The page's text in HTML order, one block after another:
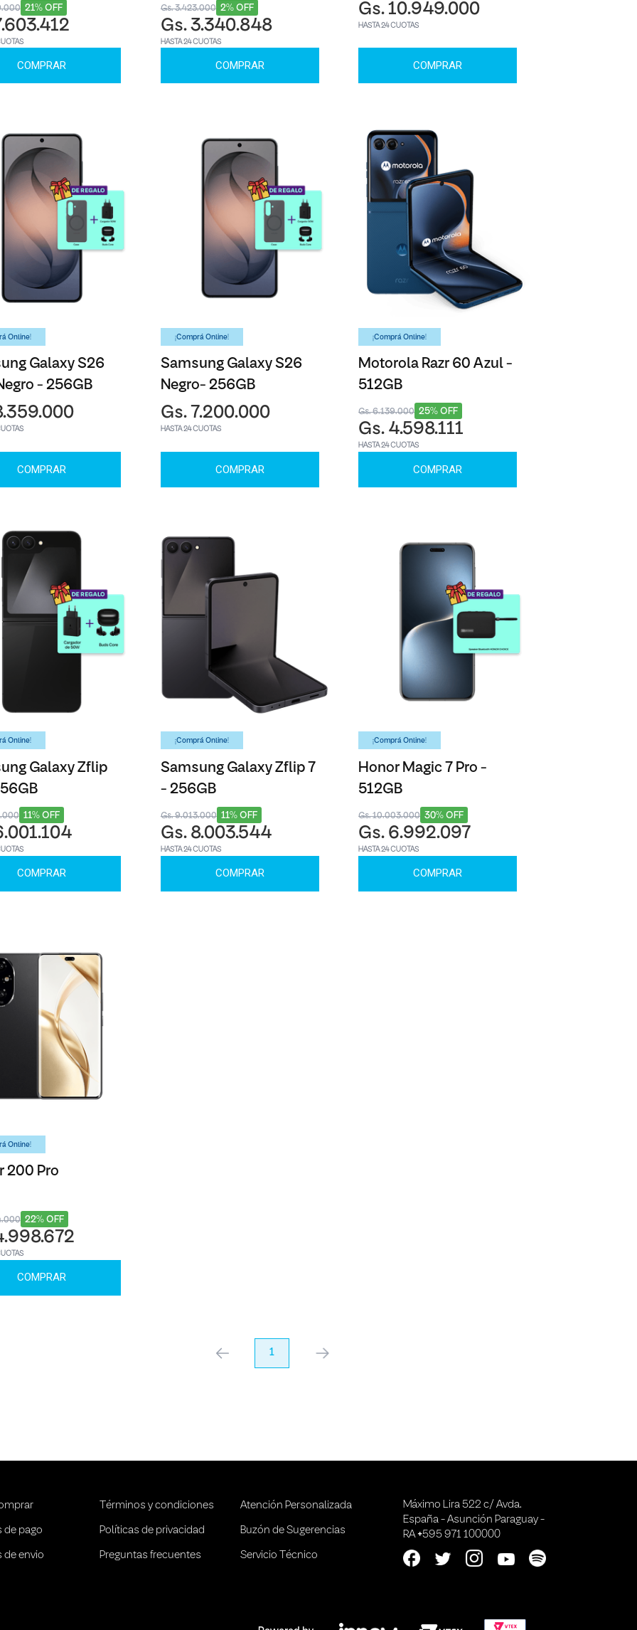
21% OFF
COMPRAR
2% OFF
Gs. 3.423.000
Gs. 3.340.848
HASTA 24 CUOTAS
COMPRAR
Gs. 10.949.000
HASTA 24 CUOTAS
COMPRAR
Online!
Galaxy S26
- 256GB
COMPRAR
¡Comprá Online!
Samsung Galaxy S26
Negro- 256GB
Gs. 7.200.000
HASTA 24 CUOTAS
COMPRAR
¡Comprá Online!
Motorola Razr 60 Azul -
512GB
25% OFF
Gs. 6.139.000
Gs. 4.598.111
HASTA 24 CUOTAS
COMPRAR
Online!
Galaxy Zflip
11% OFF
COMPRAR
¡Comprá Online!
Samsung Galaxy Zflip 7
- 256GB
11% OFF
Gs. 9.013.000
Gs. 8.003.544
HASTA 24 CUOTAS
COMPRAR
¡Comprá Online!
Honor Magic 7 Pro -
512GB
30% OFF
Gs. 10.003.000
Gs. 6.992.097
HASTA 24 CUOTAS
COMPRAR
Online!
200 Pro
22% OFF
COMPRAR
anterior 1 próximo
de pago
de envio
Términos y condiciones
Políticas de privacidad
Preguntas frecuentes
Atención Personalizada
Buzón de Sugerencias
Servicio Técnico
Máximo Lira 522 c/ Avda.
España - Asunción Paraguay -
RA +595 971 100000